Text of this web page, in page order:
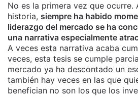
No es la primera vez que ocurre.
historia, siempre ha habido
liderazgo del mercado se ha
una narrativa especialmente
A veces esta narrativa acaba
veces, esta tesis se cumple
mercado ya ha descontado un
también hay veces en las que
benefician no son los que los